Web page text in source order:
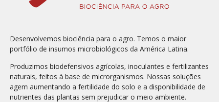
Desenvolvemos biociência para o agro. Temos o maior
portfólio de insumos microbiológicos da América Latina.
Produzimos biodefensivos agrícolas, inoculantes e fertilizantes
naturais, feitos à base de microrganismos. Nossas soluções
agem aumentando a fertilidade do solo e a disponibilidade de
nutrientes das plantas sem prejudicar o meio ambiente.